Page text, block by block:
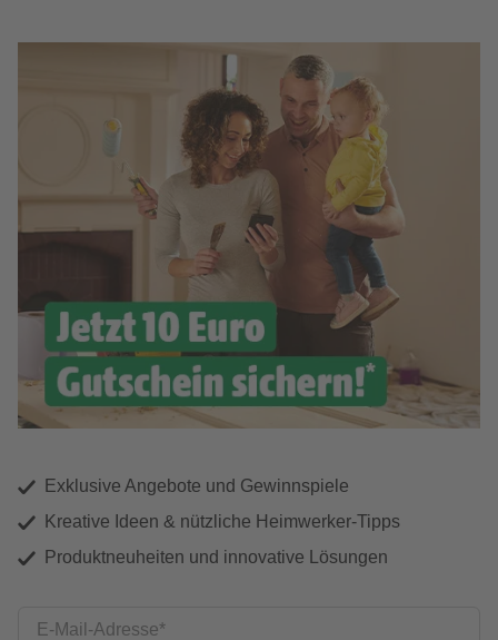
Exklusive Angebote und Gewinnspiele
Kreative Ideen & nützliche Heimwerker-Tipps
Produktneuheiten und innovative Lösungen
E-Mail-Adresse